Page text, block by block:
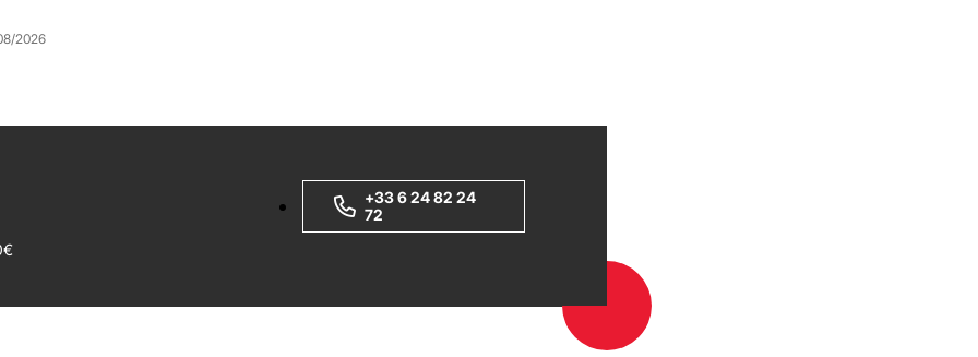
2026
+33 6 24 82 24
72